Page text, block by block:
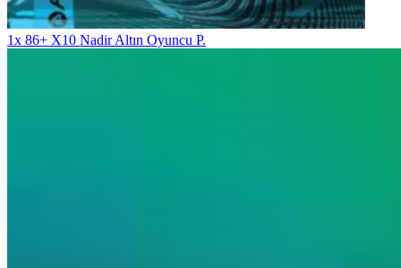
1x 86+ X10 Nadir Altın Oyuncu P.